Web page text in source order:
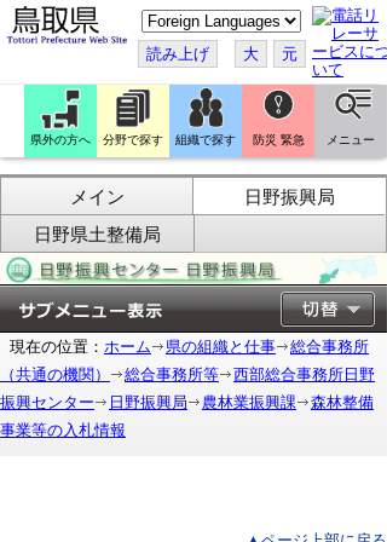
こ
の
ペ
ー
ジ
翻
訳
す
る
読み上げ 大 元
県外の方へ 分野で探す 組織で探す 防災 緊急 メニュー
メイン
日野振興局
日野県土整備局
現在の位置： ホーム 県の組織と仕事
総合事務所
（共通の機関）
総合事務所等
西部総合事務所日野
振興センター
日野振興局 農林業振興課
森林整備
事業等の入札情報